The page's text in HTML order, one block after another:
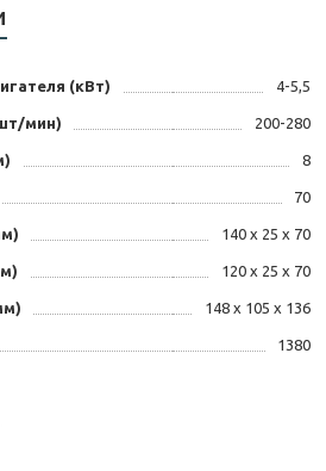
(кВт) 4-5,5
мин) 200-280
8
70
140 х 25 х 70
120 х 25 х 70
148 х 105 х 136
1380